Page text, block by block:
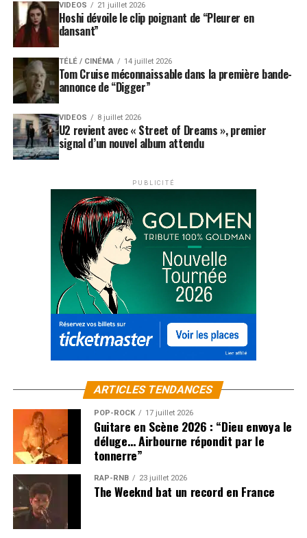
VIDEOS 21 juillet 2026
Hoshi dévoile le clip poignant de “Pleurer en
dansant”
TÉLÉ / CINÉMA 14 juillet 2026
Tom Cruise méconnaissable dans la première bande-
annonce de “Digger”
VIDEOS 8 juillet 2026
U2 revient avec « Street of Dreams », premier
signal d’un nouvel album attendu
PUBLICITÉ
ARTICLES TENDANCES
POP-ROCK 17 juillet 2026
Guitare en Scène 2026 : “Dieu envoya le
déluge… Airbourne répondit par le
tonnerre”
RAP-RNB 23 juillet 2026
The Weeknd bat un record en France